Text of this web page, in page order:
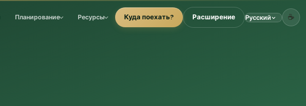
Планирование Ресурсы Куда поехать? Расширение ☕